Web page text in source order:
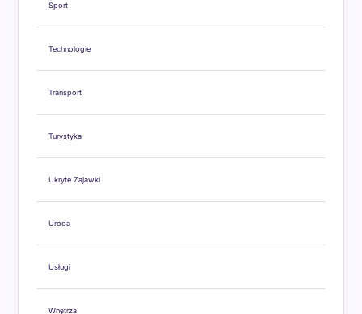
Sport
Technologie
Transport
Turystyka
Ukryte Zajawki
Uroda
Usługi
Wnętrza